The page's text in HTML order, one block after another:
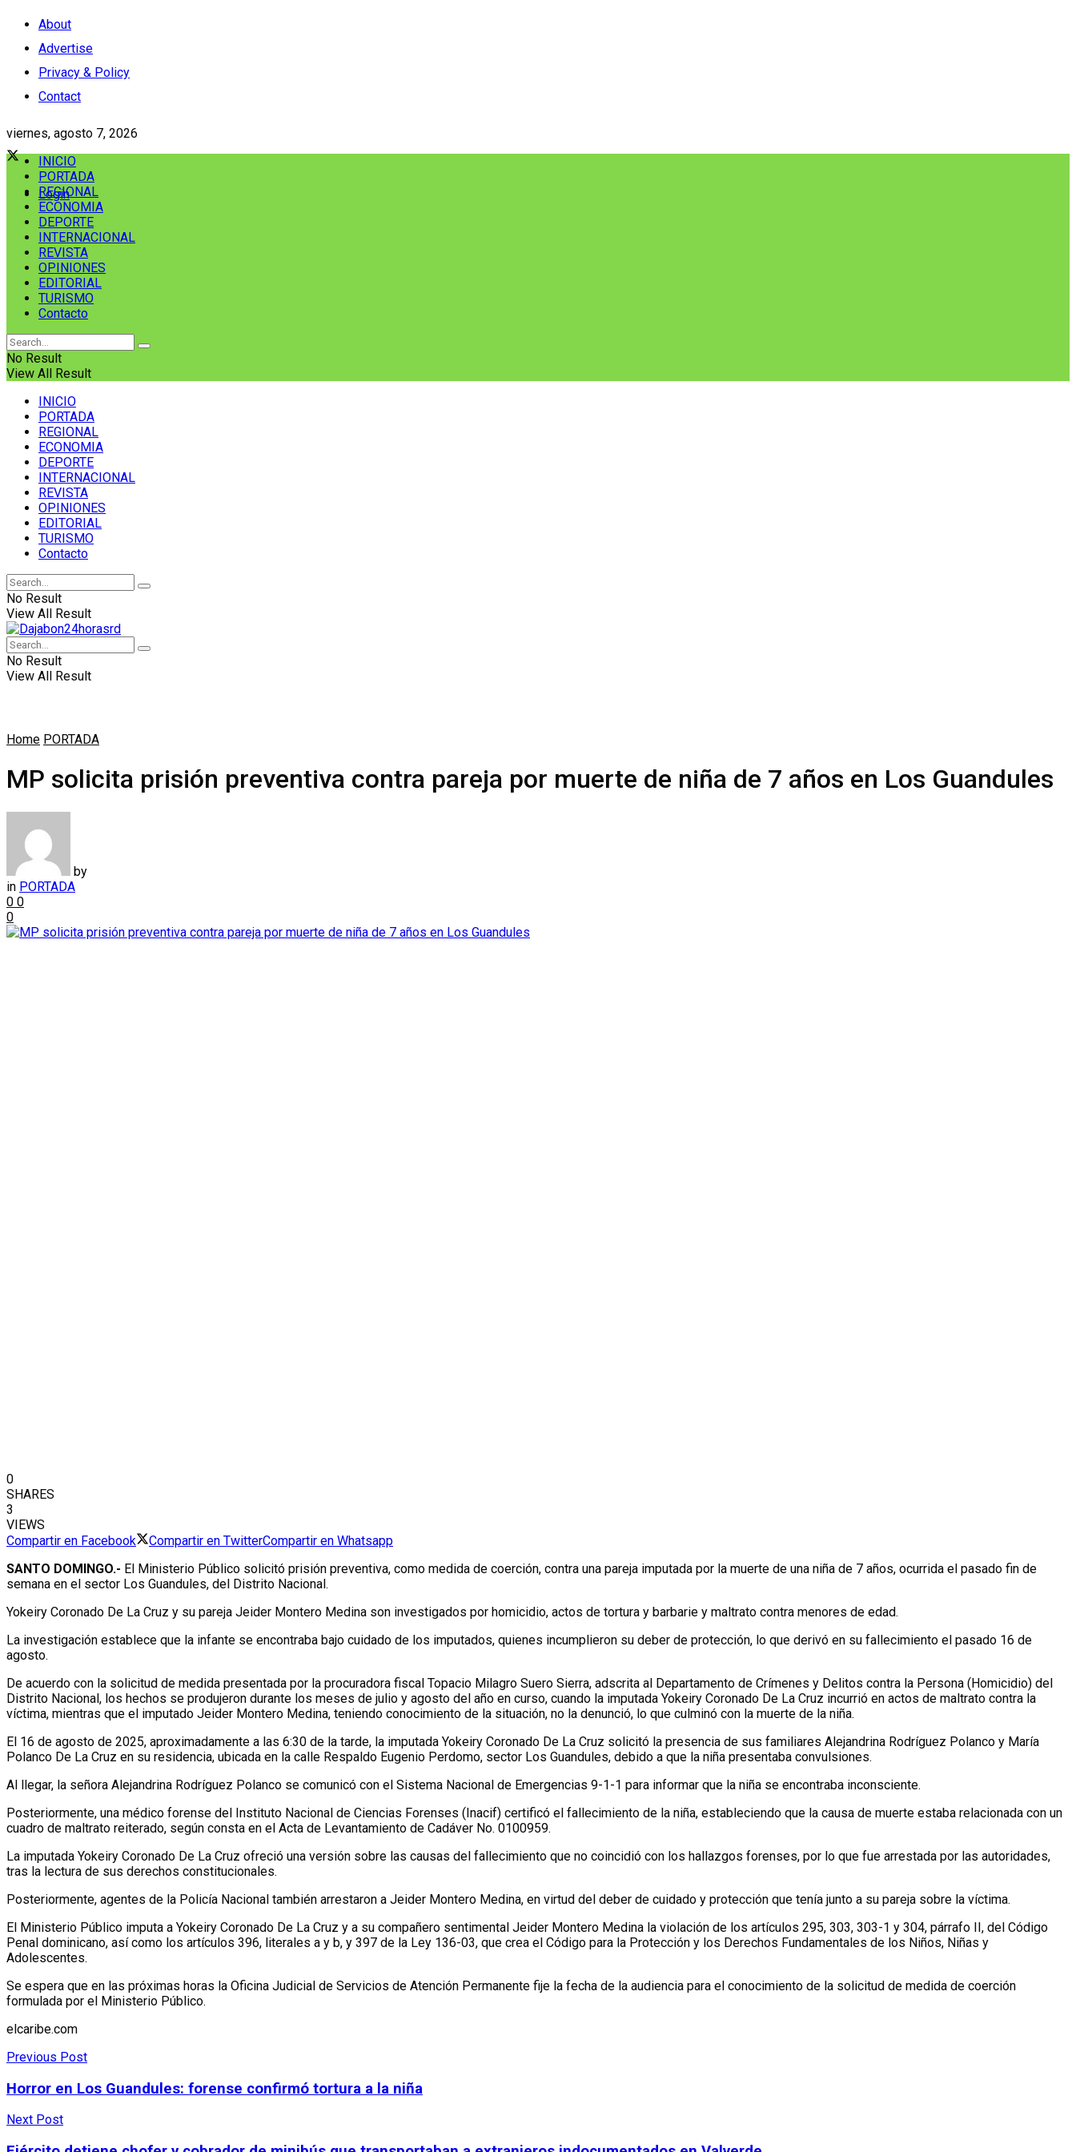
About
Advertise
Privacy & Policy
Contact
viernes, agosto 7, 2026
Login
INICIO
PORTADA
REGIONAL
ECONOMIA
DEPORTE
INTERNACIONAL
REVISTA
OPINIONES
EDITORIAL
TURISMO
Contacto
No Result
View All Result
INICIO
PORTADA
REGIONAL
ECONOMIA
DEPORTE
INTERNACIONAL
REVISTA
OPINIONES
EDITORIAL
TURISMO
Contacto
No Result
View All Result
No Result
View All Result
Home PORTADA
MP solicita prisión preventiva contra pareja por muerte de niña de 7 años en Los Guandules
by
in PORTADA
0 0
0
0
SHARES
3
VIEWS
Compartir en Facebook
Compartir en TwitterCompartir en Whatsapp
SANTO DOMINGO.- El Ministerio Público solicitó prisión preventiva, como medida de coerción, contra una pareja imputada por la muerte de una niña de 7 años, ocurrida el pasado fin de
semana en el sector Los Guandules, del Distrito Nacional.
Yokeiry Coronado De La Cruz y su pareja Jeider Montero Medina son investigados por homicidio, actos de tortura y barbarie y maltrato contra menores de edad.
La investigación establece que la infante se encontraba bajo cuidado de los imputados, quienes incumplieron su deber de protección, lo que derivó en su fallecimiento el pasado 16 de
agosto.
De acuerdo con la solicitud de medida presentada por la procuradora fiscal Topacio Milagro Suero Sierra, adscrita al Departamento de Crímenes y Delitos contra la Persona (Homicidio) del
Distrito Nacional, los hechos se produjeron durante los meses de julio y agosto del año en curso, cuando la imputada Yokeiry Coronado De La Cruz incurrió en actos de maltrato contra la
víctima, mientras que el imputado Jeider Montero Medina, teniendo conocimiento de la situación, no la denunció, lo que culminó con la muerte de la niña.
El 16 de agosto de 2025, aproximadamente a las 6:30 de la tarde, la imputada Yokeiry Coronado De La Cruz solicitó la presencia de sus familiares Alejandrina Rodríguez Polanco y María
Polanco De La Cruz en su residencia, ubicada en la calle Respaldo Eugenio Perdomo, sector Los Guandules, debido a que la niña presentaba convulsiones.
Al llegar, la señora Alejandrina Rodríguez Polanco se comunicó con el Sistema Nacional de Emergencias 9-1-1 para informar que la niña se encontraba inconsciente.
Posteriormente, una médico forense del Instituto Nacional de Ciencias Forenses (Inacif) certificó el fallecimiento de la niña, estableciendo que la causa de muerte estaba relacionada con un
cuadro de maltrato reiterado, según consta en el Acta de Levantamiento de Cadáver No. 0100959.
La imputada Yokeiry Coronado De La Cruz ofreció una versión sobre las causas del fallecimiento que no coincidió con los hallazgos forenses, por lo que fue arrestada por las autoridades,
tras la lectura de sus derechos constitucionales.
Posteriormente, agentes de la Policía Nacional también arrestaron a Jeider Montero Medina, en virtud del deber de cuidado y protección que tenía junto a su pareja sobre la víctima.
El Ministerio Público imputa a Yokeiry Coronado De La Cruz y a su compañero sentimental Jeider Montero Medina la violación de los artículos 295, 303, 303-1 y 304, párrafo II, del Código
Penal dominicano, así como los artículos 396, literales a y b, y 397 de la Ley 136-03, que crea el Código para la Protección y los Derechos Fundamentales de los Niños, Niñas y
Adolescentes.
Se espera que en las próximas horas la Oficina Judicial de Servicios de Atención Permanente fije la fecha de la audiencia para el conocimiento de la solicitud de medida de coerción
formulada por el Ministerio Público.
elcaribe.com
Previous Post
Horror en Los Guandules: forense confirmó tortura a la niña
Next Post